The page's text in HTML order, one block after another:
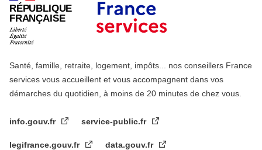
RÉPUBLIQUE
FRANÇAISE
Santé, famille, retraite, logement, impôts... nos conseillers France
services vous accueillent et vous accompagnent dans vos
démarches du quotidien, à moins de 20 minutes de chez vous.
info.gouv.fr service-public.fr
legifrance.gouv.fr data.gouv.fr